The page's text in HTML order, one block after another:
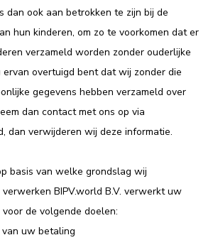
dan ook aan betrokken te zijn bij de
hun kinderen, om zo te voorkomen dat er
verzameld worden zonder ouderlijke
ervan overtuigd bent dat wij zonder die
gegevens hebben verzameld over
dan contact met ons op via
dan verwijderen wij deze informatie.
basis van welke grondslag wij
BIPV.world B.V. verwerkt uw
de volgende doelen:
uw betaling